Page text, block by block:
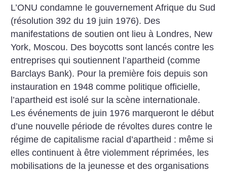
L’ONU condamne le gouvernement Afrique du Sud
(résolution 392 du 19 juin 1976). Des
manifestations de soutien ont lieu à Londres, New
York, Moscou. Des boycotts sont lancés contre les
entreprises qui soutiennent l’apartheid (comme
Barclays Bank). Pour la première fois depuis son
instauration en 1948 comme politique officielle,
l’apartheid est isolé sur la scène internationale.
Les événements de juin 1976 marqueront le début
d’une nouvelle période de révoltes dures contre le
régime de capitalisme racial d’apartheid : même si
elles continuent à être violemment réprimées, les
mobilisations de la jeunesse et des organisations